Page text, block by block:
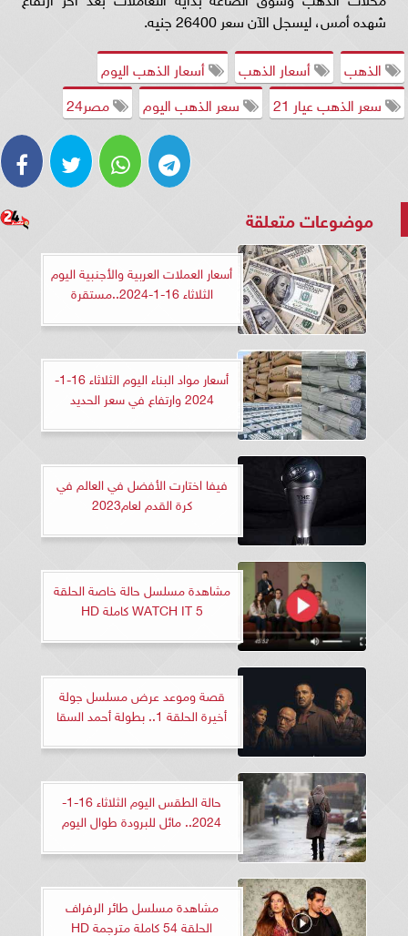
شهده أمس، ليسجل الآن سعر 26400 جنيه.
الذهب
أسعار الذهب
أسعار الذهب اليوم
سعر الذهب عيار 21
سعر الذهب اليوم مصر24
موضوعات متعلقة
أسعار العملات العربية والأجنبية اليوم
الثلاثاء 16-1-2024..مستقرة
أسعار مواد البناء اليوم الثلاثاء 16-1-
2024 وارتفاع في سعر الحديد
فيفا اختارت الأفضل في العالم في
كرة القدم لعام2023
مشاهدة مسلسل حالة خاصة الحلقة
5 WATCH IT كاملة HD
قصة وموعد عرض مسلسل جولة
أخيرة الحلقة 1.. بطولة أحمد السقا
حالة الطقس اليوم الثلاثاء 16-1-
2024.. مائل للبرودة طوال اليوم
مشاهدة مسلسل طائر الرفراف
الحلقة 54 كاملة مترجمة HD